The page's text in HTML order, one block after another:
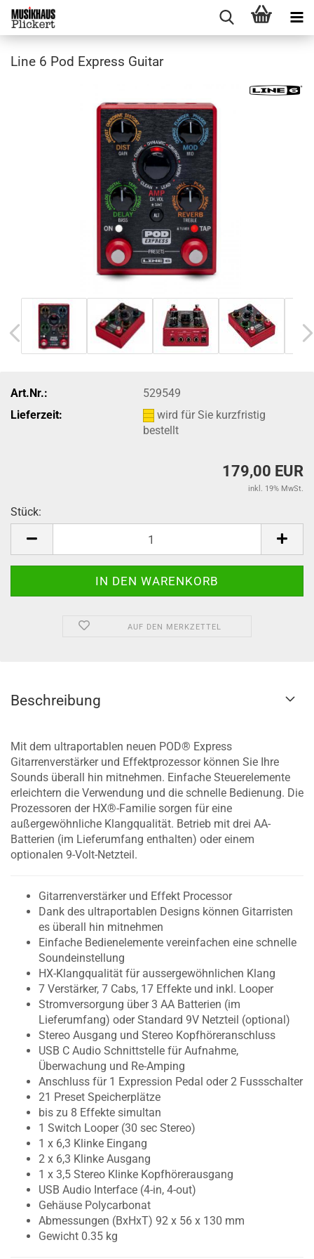
Line 6 Pod Express Guitar
Art.Nr.:
529549
Lieferzeit:
wird für Sie kurzfristig
bestellt
179,00 EUR
inkl. 19% MwSt.
Stück:
AUF DEN MERKZETTEL
Beschreibung
Mit dem ultraportablen neuen POD® Express
Gitarrenverstärker und Effektprozessor können Sie Ihre
Sounds überall hin mitnehmen. Einfache Steuerelemente
erleichtern die Verwendung und die schnelle Bedienung. Die
Prozessoren der HX®-Familie sorgen für eine
außergewöhnliche Klangqualität. Betrieb mit drei AA-
Batterien (im Lieferumfang enthalten) oder einem
optionalen 9-Volt-Netzteil.
Gitarrenverstärker und Effekt Processor
Dank des ultraportablen Designs können Gitarristen
es überall hin mitnehmen
Einfache Bedienelemente vereinfachen eine schnelle
Soundeinstellung
HX-Klangqualität für aussergewöhnlichen Klang
7 Verstärker, 7 Cabs, 17 Effekte und inkl. Looper
Stromversorgung über 3 AA Batterien (im
Lieferumfang) oder Standard 9V Netzteil (optional)
Stereo Ausgang und Stereo Kopfhöreranschluss
USB C Audio Schnittstelle für Aufnahme,
Überwachung und Re-Amping
Anschluss für 1 Expression Pedal oder 2 Fussschalter
21 Preset Speicherplätze
bis zu 8 Effekte simultan
1 Switch Looper (30 sec Stereo)
1 x 6,3 Klinke Eingang
2 x 6,3 Klinke Ausgang
1 x 3,5 Stereo Klinke Kopfhörerausgang
USB Audio Interface (4-in, 4-out)
Gehäuse Polycarbonat
Abmessungen (BxHxT) 92 x 56 x 130 mm
Gewicht 0.35 kg